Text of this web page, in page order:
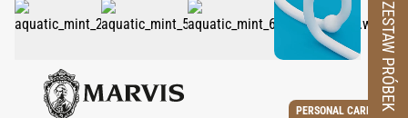
PERSONAL CARE ZESTAW PRÓBEK